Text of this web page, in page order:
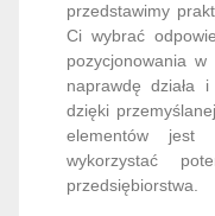
przedstawimy
Ci wybrać
pozycjonowania
naprawdę działa
dzięki
elementów jest
wykorzystać
przedsiębiorstwa.